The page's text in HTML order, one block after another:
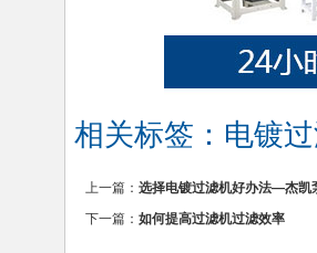
相关标签： 电镀
上一篇： 选择电镀过滤机好办法—杰凯
下一篇： 如何提高过滤机过滤效率